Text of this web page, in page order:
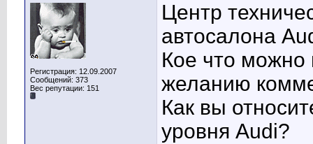
Регистрация: 12.09.2007
Сообщений: 373
Вес репутации: 151
Центр
автосалона
Кое что можно
желанию
Как вы
уровня Audi?